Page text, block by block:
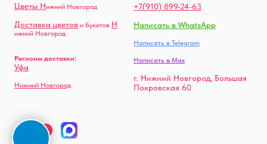
Цветы Нижний Новгород
Доставка цветов и букетов Н
ижний Новгород
Регионы доставки:
Уфа
Нижний Новгород
+7(910) 899-24-63
Написать в WhatsApp
Написать в Telegram
Написать в Max
г. Нижний Новгород, Большая
Покровская 60